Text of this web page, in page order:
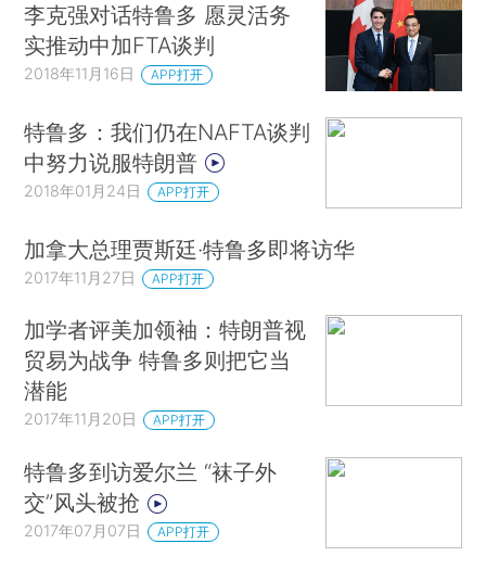
李克强对话特鲁多 愿灵活务
实推动中加FTA谈判
2018年11月16日 APP打开
特鲁多：我们仍在NAFTA谈判
中努力说服特朗普
2018年01月24日 APP打开
加拿大总理贾斯廷·特鲁多即将访华
2017年11月27日 APP打开
加学者评美加领袖：特朗普视
贸易为战争 特鲁多则把它当
潜能
2017年11月20日 APP打开
特鲁多到访爱尔兰 “袜子外
交”风头被抢
2017年07月07日 APP打开